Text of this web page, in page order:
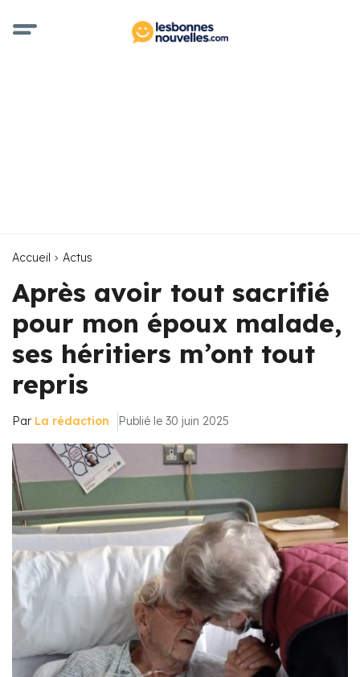
Accueil Actus
Après avoir tout sacrifié
pour mon époux malade,
ses héritiers m’ont tout
repris
Par La rédaction Publié le 30 juin 2025